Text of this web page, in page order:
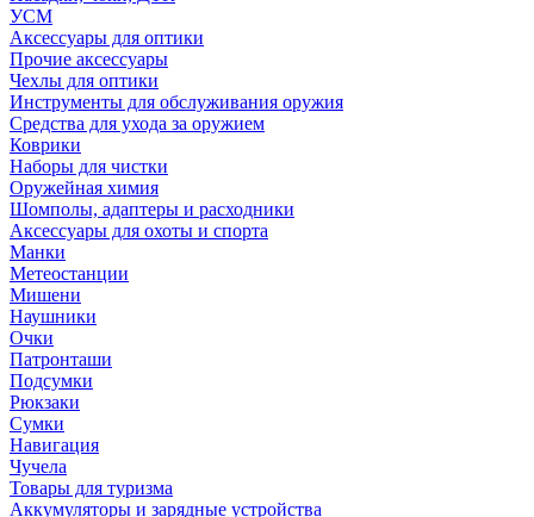
УСМ
Аксессуары для оптики
Прочие аксессуары
Чехлы для оптики
Инструменты для обслуживания оружия
Средства для ухода за оружием
Коврики
Наборы для чистки
Оружейная химия
Шомполы, адаптеры и расходники
Аксессуары для охоты и спорта
Манки
Метеостанции
Мишени
Наушники
Очки
Патронташи
Подсумки
Рюкзаки
Сумки
Навигация
Чучела
Товары для туризма
Аккумуляторы и зарядные устройства